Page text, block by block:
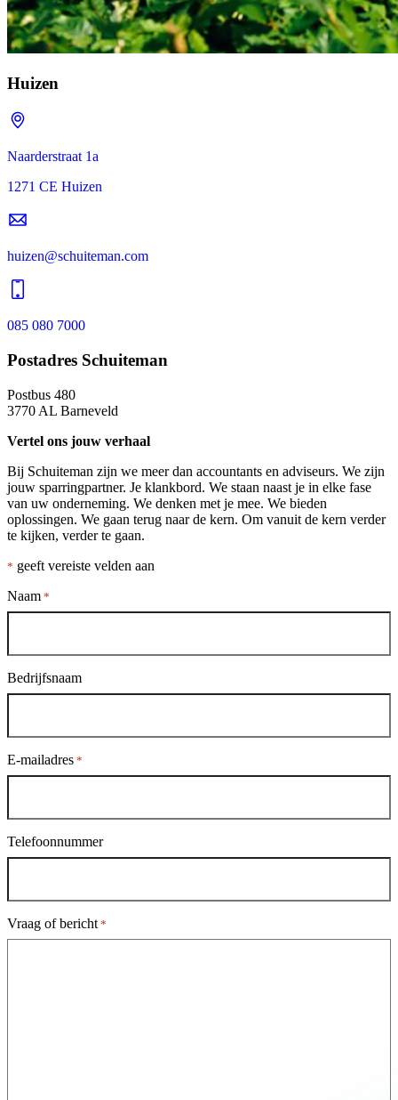
Huizen
Naarderstraat 1a
1271 CE Huizen
huizen@schuiteman.com
085 080 7000
Postadres Schuiteman
Postbus 480
3770 AL Barneveld
Vertel ons jouw verhaal
Bij Schuiteman zijn we meer dan accountants en adviseurs. We zijn
jouw sparringpartner. Je klankbord. We staan naast je in elke fase
van uw onderneming. We denken met je mee. We bieden
oplossingen. We gaan terug naar de kern. Om vanuit de kern verder
te kijken, verder te gaan.
* geeft vereiste velden aan
Naam *
Bedrijfsnaam
E-mailadres *
Telefoonnummer
Vraag of bericht *